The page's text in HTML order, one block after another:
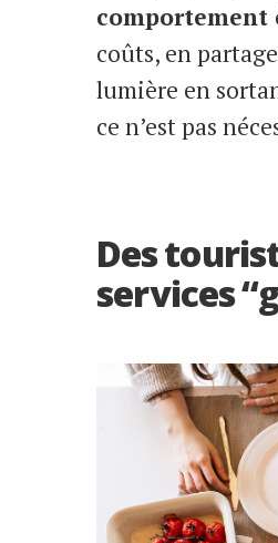
comportement
coûts, en
lumière en
ce n’est pas
Des
services